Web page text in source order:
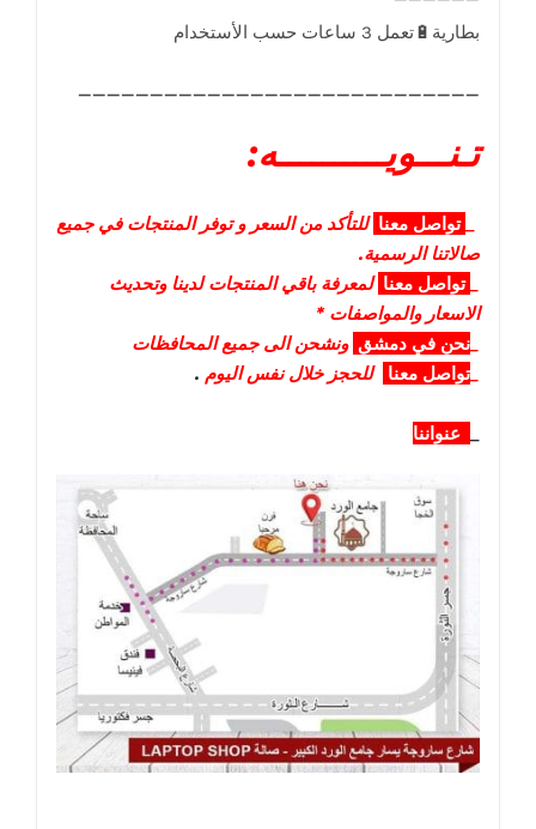
____________________________
تـنـــويــــــــــه:
تواصل معنا للتأكد من السعر و توفر المنتجات في جميع
صالاتنا الرسمية.
تواصل معنا لمعرفة باقي المنتجات لدينا وتحديث
الاسعار والمواصفات *
نحن في دمشق ونشحن الى جميع المحافظات
تواصل معنا للحجز خلال نفس اليوم .
عنواننا